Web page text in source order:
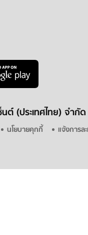
ต์ (ประเทศไทย) จำกัด
นโยบายคุกกี้ แจ้งการล